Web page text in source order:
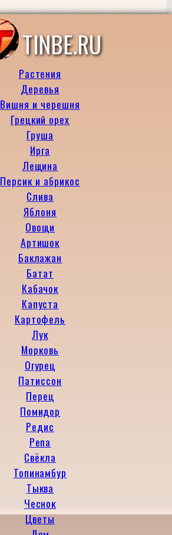
TINBE.RU
Растения
Деревья
Вишня и черешня
Грецкий орех
Груша
Ирга
Лещина
Персик и абрикос
Слива
Яблоня
Овощи
Артишок
Баклажан
Батат
Кабачок
Капуста
Картофель
Лук
Морковь
Огурец
Патиссон
Перец
Помидор
Редис
Репа
Свёкла
Топинамбур
Тыква
Чеснок
Цветы